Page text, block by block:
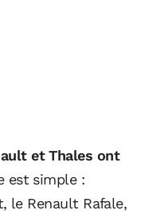
et Thales ont
est simple :
le Renault Rafale,